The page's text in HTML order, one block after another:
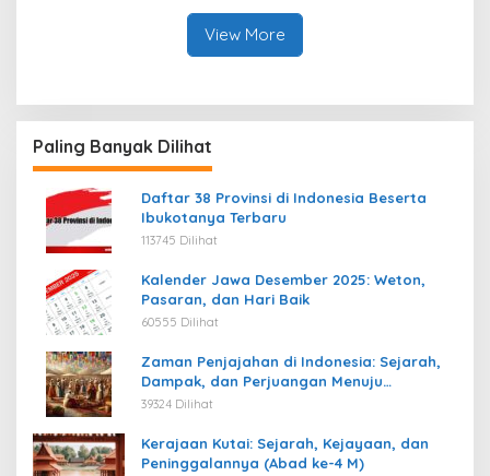
View More
Paling Banyak Dilihat
Daftar 38 Provinsi di Indonesia Beserta
Ibukotanya Terbaru
113745 Dilihat
Kalender Jawa Desember 2025: Weton,
Pasaran, dan Hari Baik
60555 Dilihat
Zaman Penjajahan di Indonesia: Sejarah,
Dampak, dan Perjuangan Menuju
Kemerdekaan
39324 Dilihat
Kerajaan Kutai: Sejarah, Kejayaan, dan
Peninggalannya (Abad ke-4 M)